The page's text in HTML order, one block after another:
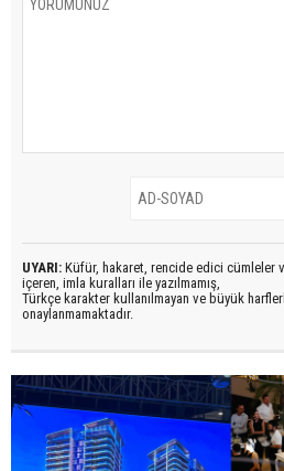
UYARI: Küfür, hakaret, rencide edici cümleler
içeren, imla kuralları ile yazılmamış,
Türkçe karakter kullanılmayan ve büyük
onaylanmamaktadır.